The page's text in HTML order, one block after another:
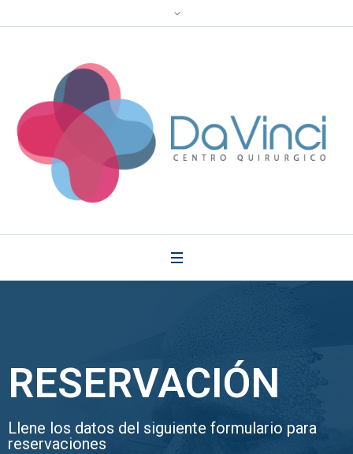
RESERVACIÓN
Llene los datos del siguiente formulario para
reservaciones